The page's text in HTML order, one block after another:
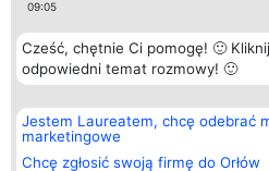
09:05
Cześć, chętnie Ci pomogę! 🙂
odpowiedni temat rozmowy! 🙂
Jestem Laureatem, chcę odebrać
marketingowe
Chcę zgłosić swoją firmę do Orłów
Organizator plebiscytu
Bright Side Solutions sp. z o.
o. sp. k.
ul. Ruska 22
Plebiscyt
Laureaci
wszystkich